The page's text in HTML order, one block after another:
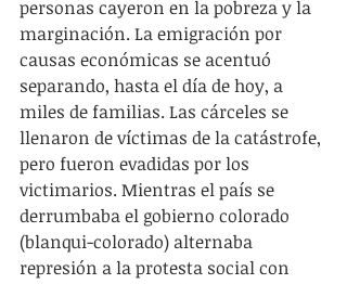
personas cayeron en la pobreza y la
marginación. La emigración por
causas económicas se acentuó
separando, hasta el día de hoy, a
miles de familias. Las cárceles se
llenaron de víctimas de la catástrofe,
pero fueron evadidas por los
victimarios. Mientras el país se
derrumbaba el gobierno colorado
(blanqui-colorado) alternaba
represión a la protesta social con